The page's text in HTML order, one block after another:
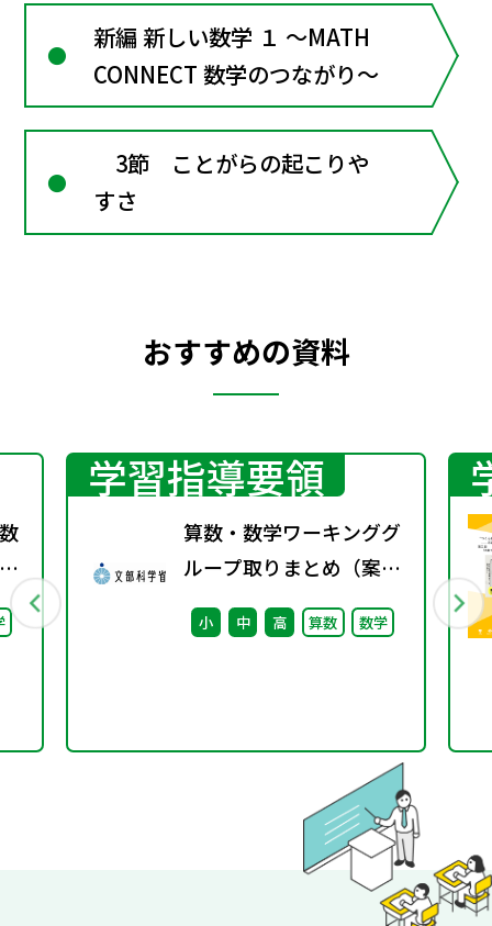
用
新編 新しい数学 １ ～MATH
CONNECT 数学のつながり～
3節 ことがらの起こりや
すさ
おすすめの資料
学習指導要領
算数・数学ワーキンググ
ループ取りまとめ（案）
※会議後修正
小 中 高 算数 数学